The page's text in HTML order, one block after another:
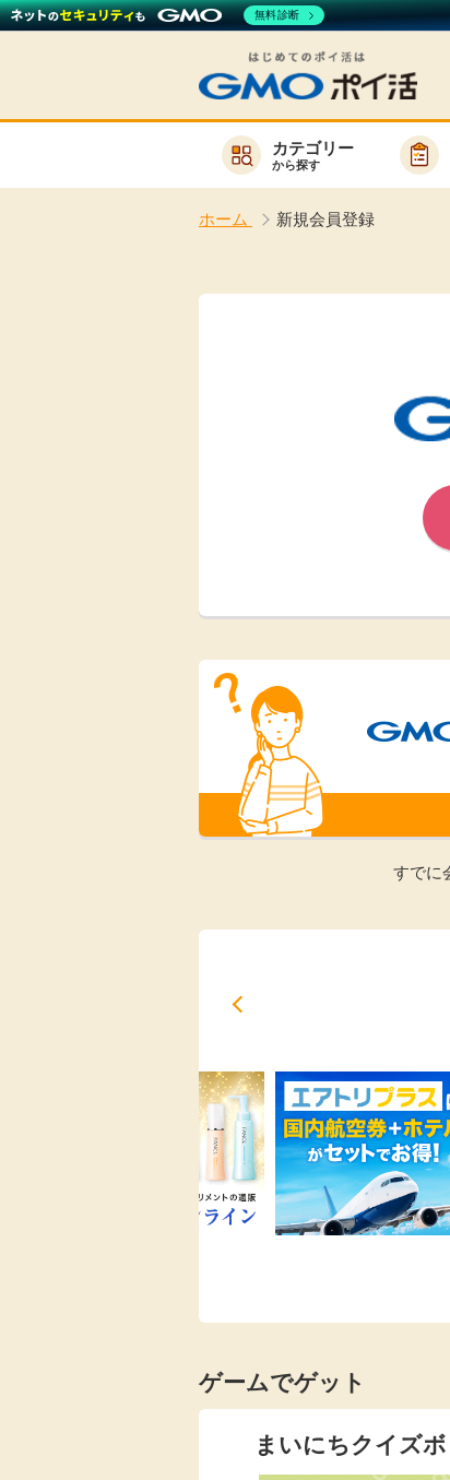
お知らせ
新着
カテゴリー
から探す
ホーム 新規会員登録
サー
楽天証券
340P
すでに
ゲームでゲット
まいにちクイズ
無料診断